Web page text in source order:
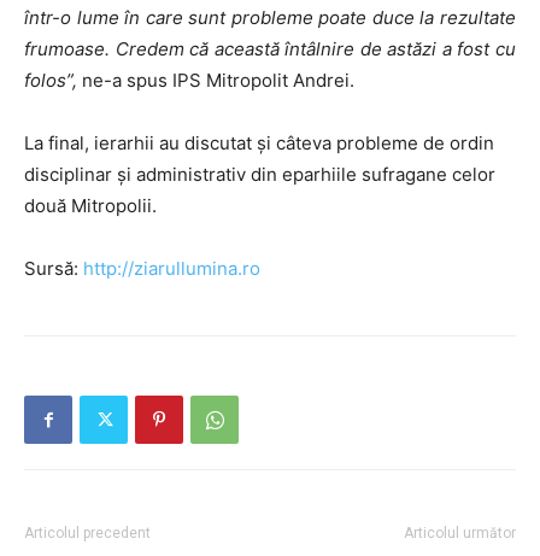
într-o lume în care sunt probleme poate duce la rezultate
frumoase. Credem că această întâlnire de astăzi a fost cu
folos”, ne-a spus IPS Mitropolit Andrei.
La final, ierarhii au discutat şi câteva probleme de ordin
disciplinar şi administrativ din eparhiile sufragane celor
două Mitropolii.
Sursă: http://ziarullumina.ro
Articolul precedent Articolul următor